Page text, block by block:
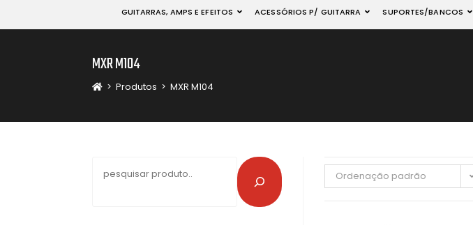
GUITARRAS, AMPS E EFEITOS ACESSÓRIOS P/ GUITARRA SUPORTES/BANCOS
MXR M104
> Produtos > MXR M104
Ordenação padrão